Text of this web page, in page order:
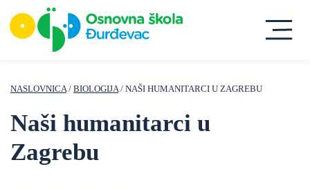
NASLOVNICA/ BIOLOGIJA/ NAŠI HUMANITARCI U ZAGREBU
Naši humanitarci u
Zagrebu